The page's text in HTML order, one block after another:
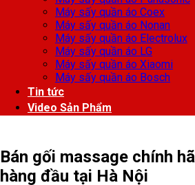
Máy sấy quần áo Coex
Máy sấy quần áo Nonan
Máy sấy quần áo Electrolux
Máy sấy quần áo LG
Máy sấy quần áo Xiaomi
Máy sấy quần áo Bosch
Tin tức
Video Sản Phẩm
Bán gối massage chính
hàng đầu tại Hà Nội